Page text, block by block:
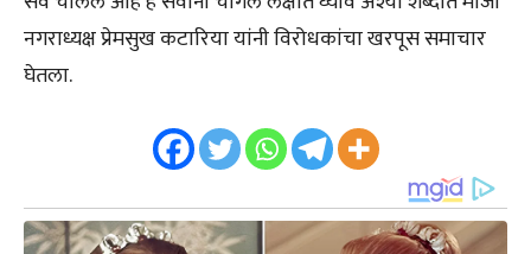
नगराध्यक्ष प्रेमसुख कटारिया यांनी विरोधकांचा खरपूस समाचार
घेतला.